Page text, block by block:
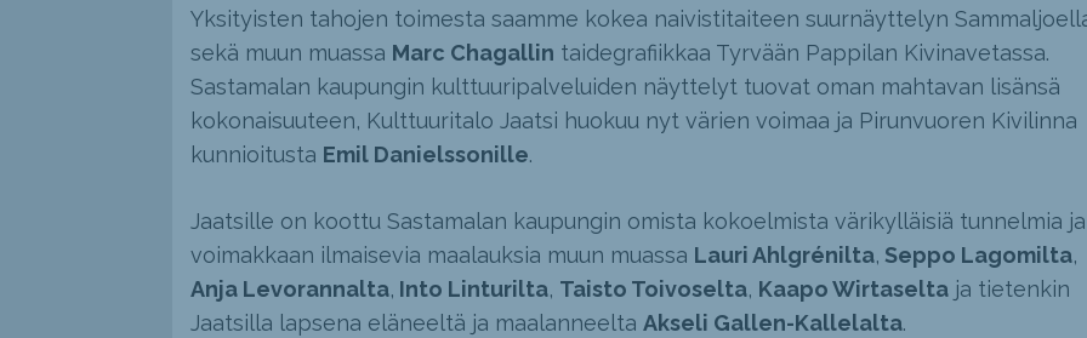
Yksityisten tahojen toimesta saamme kokea naivistitaiteen suurnäyttelyn
sekä muun muassa Marc Chagallin taidegrafiikkaa Tyrvään Pappilan Kivinavetassa.
Sastamalan kaupungin kulttuuripalveluiden näyttelyt tuovat oman mahtavan lisänsä
kokonaisuuteen, Kulttuuritalo Jaatsi huokuu nyt värien voimaa ja Pirunvuoren Kivilinna
kunnioitusta Emil Danielssonille.
Jaatsille on koottu Sastamalan kaupungin omista kokoelmista värikylläisiä tunnelmia ja
voimakkaan ilmaisevia maalauksia muun muassa Lauri Ahlgrénilta, Seppo Lagomilta,
Anja Levorannalta, Into Linturilta, Taisto Toivoselta, Kaapo Wirtaseltaja tietenkin
Jaatsilla lapsena eläneeltä ja maalanneelta Akseli Gallen-Kallelalta.